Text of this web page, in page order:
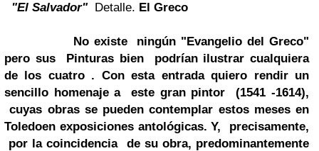
"El Salvador" Detalle. El Greco
No existe ningún "Evangelio del Greco"
pero sus Pinturas bien podrían ilustrar cualquiera
de los cuatro . Con esta entrada quiero rendir un
sencillo homenaje a este gran pintor (1541 -1614),
cuyas obras se pueden contemplar estos meses en
Toledoen exposiciones antológicas. Y, precisamente,
por la coincidencia de su obra, predominantemente